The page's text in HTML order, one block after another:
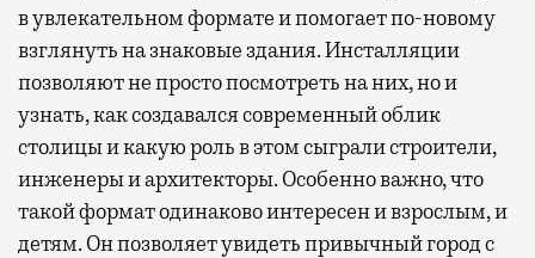
в увлекательном формате и помогает по-новому
взглянуть на знаковые здания. Инсталляции
позволяют не просто посмотреть на них, но и
узнать, как создавался современный облик
столицы и какую роль в этом сыграли строители,
инженеры и архитекторы. Особенно важно, что
такой формат одинаково интересен и взрослым, и
детям. Он позволяет увидеть привычный город с